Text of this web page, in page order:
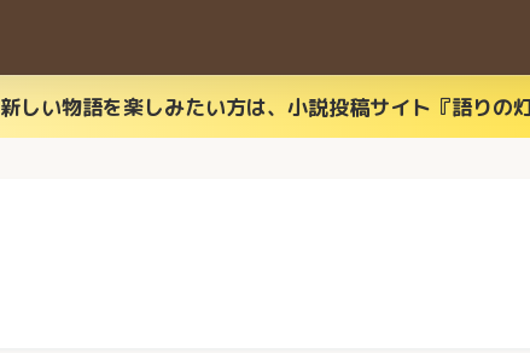
新しい物語を楽しみたい方は、小説投稿サイト『語りの